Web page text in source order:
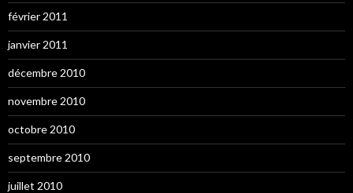
février 2011
janvier 2011
décembre 2010
novembre 2010
octobre 2010
septembre 2010
juillet 2010